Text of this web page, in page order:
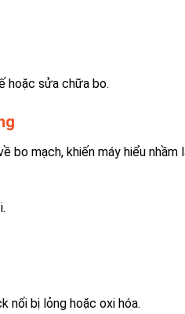
hoặc sửa chữa bo.
mạch, khiến máy hiểu nhầm
bị lỏng hoặc oxi hóa.